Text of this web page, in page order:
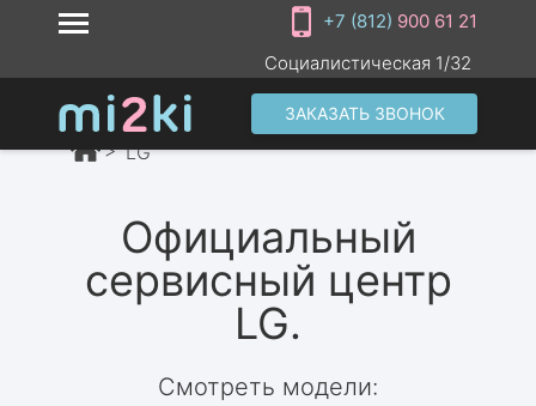
+7 (812) 900 61 21
Социалистическая 1/32
ЗАКАЗАТЬ ЗВОНОК
LG
Официальный
сервисный центр
LG.
Смотреть модели: